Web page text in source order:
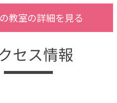
教室の詳細を見る
セス情報